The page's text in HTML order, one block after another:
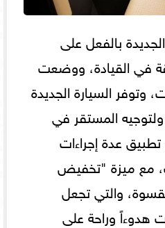
بالفعل على
في القيادة، ووضعت
وتوفر السيارة الجديدة
المستقر في
عدة إجراءات
مع ميزة "تخفيض
والتي تجعل
هدوءاً وراحة على